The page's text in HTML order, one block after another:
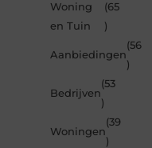
Woning
en Tuin
(65
)
Aanbiedingen
(56
)
Bedrijven
(53
)
Woningen
(39
)